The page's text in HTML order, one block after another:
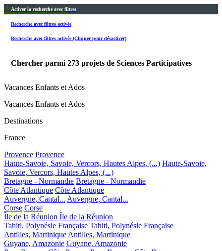
Activer la recherche avec filtres
Recherche avec filtres activée
Recherche avec filtres activée (Cliquer pour désactiver)
Chercher parmi 273 projets de Sciences Participatives
Vacances Enfants et Ados
Vacances Enfants et Ados
Destinations
France
Provence Provence
Haute-Savoie, Savoie, Vercors, Hautes Alpes, (...) Haute-Savoie,
Savoie, Vercors, Hautes Alpes, (...)
Bretagne - Normandie Bretagne - Normandie
Côte Atlantique Côte Atlantique
Auvergne, Cantal... Auvergne, Cantal...
Corse Corse
Île de la Réunion Île de la Réunion
Tahiti, Polynésie Française Tahiti, Polynésie Française
Antilles, MartiniqueAntilles, Martinique
Guyane, Amazonie Guyane, Amazonie